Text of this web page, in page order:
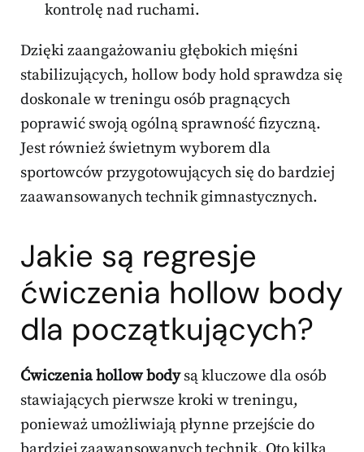
kontrolę nad ruchami.
Dzięki zaangażowaniu głębokich mięśni
stabilizujących, hollow body hold sprawdza się
doskonale w treningu osób pragnących
poprawić swoją ogólną sprawność fizyczną.
Jest również świetnym wyborem dla
sportowców przygotowujących się do bardziej
zaawansowanych technik gimnastycznych.
Jakie są regresje
ćwiczenia hollow body
dla początkujących?
Ćwiczenia hollow bodysą kluczowe dla osób
stawiających pierwsze kroki w treningu,
ponieważ umożliwiają płynne przejście do